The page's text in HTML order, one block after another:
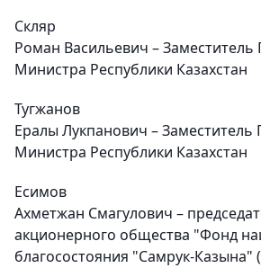
Скляр
Роман Васильевич –
Министра Республики Казахстан
Тугжанов
Ералы Лукпанович –
Министра Республики Казахстан
Есимов
Ахметжан Смагулович –
акционерного общества "Фонд
благосостояния "Самрук-Казына"